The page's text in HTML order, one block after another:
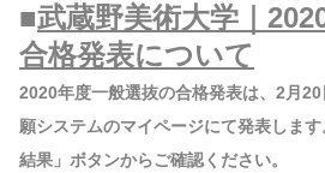
■武蔵野美術大学｜
合格発表について
2020年度一般選抜の合格発表は、2月
願システムのマイページにて発表しま
結果」ボタンからご確認ください。